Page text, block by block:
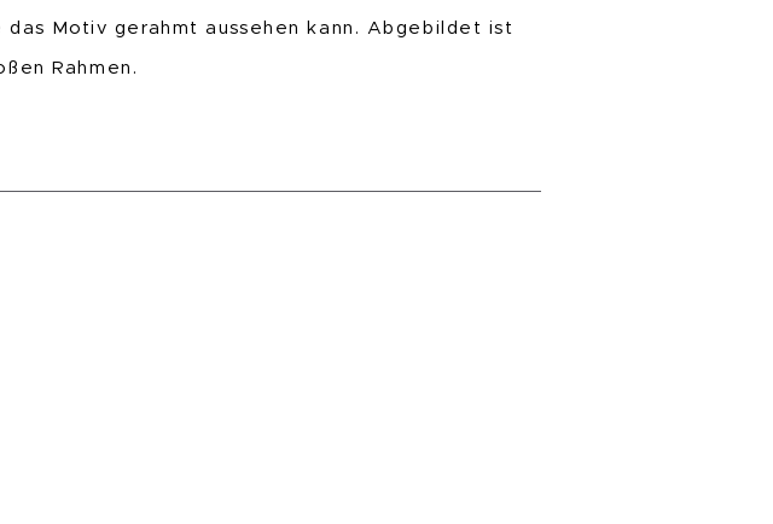
Motiv gerahmt aussehen kann. Abgebildet ist
Rahmen.